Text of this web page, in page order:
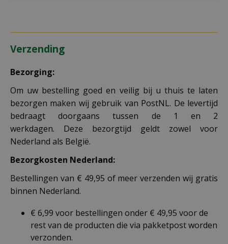
Verzending
Bezorging:
Om uw bestelling goed en veilig bij u thuis te laten
bezorgen maken wij gebruik van PostNL. De levertijd
bedraagt doorgaans tussen de 1 en 2
werkdagen. Deze bezorgtijd geldt zowel voor
Nederland als België.
Bezorgkosten Nederland:
Bestellingen van € 49,95 of meer verzenden wij gratis
binnen Nederland.
€ 6,99 voor bestellingen onder € 49,95 voor de
rest van de producten die via pakketpost worden
verzonden.